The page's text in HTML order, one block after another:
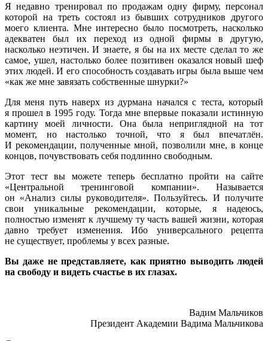
Я недавно тренировал по продажам одну фирму, персонал
которой на треть состоял из бывших сотрудников другого
моего клиента. Мне интересно было посмотреть, насколько
адекватен был их переход из одной фирмы в другую,
насколько неэтичен. И знаете, я бы на их месте сделал то же
самое, ушел, настолько более позитивен оказался новый шеф
этих людей. И его способность создавать игры была выше чем
«как же мне завязать собственные шнурки?»
Для меня путь наверх из дурмана начался с теста, который
я прошел в 1995 году. Тогда мне впервые показали истинную
картину моей личности. Она была неприглядной на тот
момент, но настолько точной, что я был впечатлён.
И рекомендации, полученные мной, позволили мне, в конце
концов, почувствовать себя подлинно свободным.
Этот тест вы можете теперь бесплатно пройти на сайте
«Центральной тренинговой компании». Называется
он «Анализ силы руководителя». Пользуйтесь. И получите
свои уникальные рекомендации, которые, я надеюсь,
полностью изменят к лучшему ту часть вашей жизни, которая
давно требует изменения. Ибо универсального рецепта
не существует, проблемы у всех разные.
Вы даже не представляете, как приятно выводить людей
на свободу и видеть счастье в их глазах.
Вадим Мальчиков
Президент Академии Вадима Мальчикова